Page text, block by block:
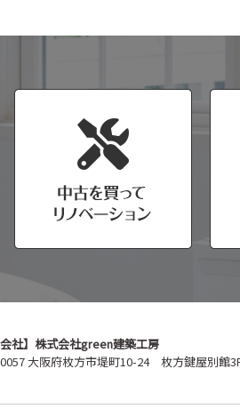
会社】株式会社green建築工房
大阪府枚方市堤町10-24 枚方鍵屋別館